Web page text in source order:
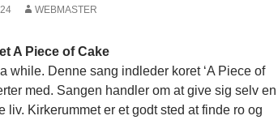
WEBMASTER
A Piece of Cake
while. Denne sang indleder koret ‘A Piece of
med. Sangen handler om at give sig selv en
liv. Kirkerummet er et godt sted at finde ro og